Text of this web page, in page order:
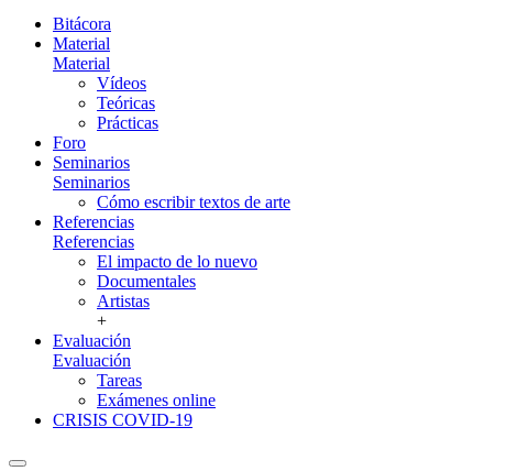
Bitácora
Material
Material
Vídeos
Teóricas
Prácticas
Foro
Seminarios
Seminarios
Cómo escribir textos de arte
Referencias
Referencias
El impacto de lo nuevo
Documentales
Artistas
+
Evaluación
Evaluación
Tareas
Exámenes online
CRISIS COVID-19